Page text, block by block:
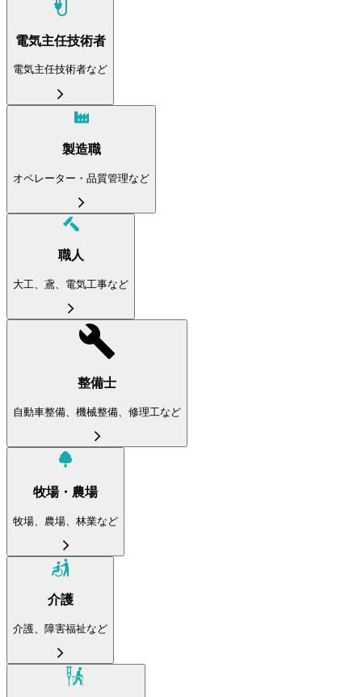
電気主任技術者
電気主任技術者など
製造職
オペレーター・品質管理など
職人
大工、鳶、電気工事など
整備士
自動車整備、機械整備、修理工など
牧場・農場
牧場、農場、林業など
介護
介護、障害福祉など